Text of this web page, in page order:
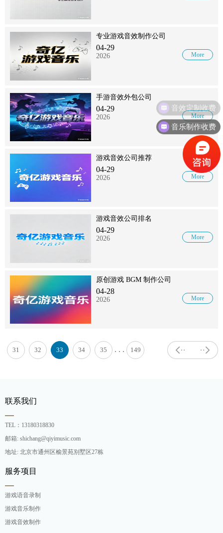
专业游戏音效制作公司
04-29
2026 More
手游音效外包公司
04-29
2026 More
游戏音效公司推荐
04-29
2026 More
游戏音效公司排名
04-29
2026 More
原创游戏 BGM 制作公司
04-28
2026 More
31 32 33 34 35 . . . 149
联系我们
TEL：13180318830
邮箱: shichang@qiyimusic.com
地址: 北京市通州区榆景苑别墅区27栋
服务项目
游戏语音录制
游戏音乐制作
游戏音效制作
音效定制收费
音乐制作收费